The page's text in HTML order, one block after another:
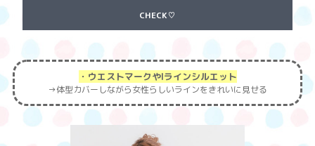
CHECK♡
・ウエストマークやIラインシルエット
→体型カバーしながら女性らしいラインをきれいに見せる